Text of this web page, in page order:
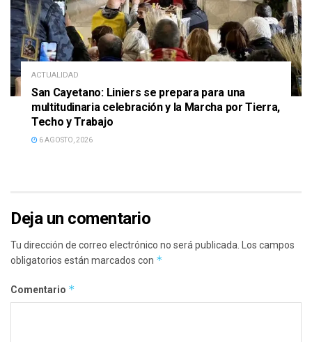
ACTUALIDAD
San Cayetano: Liniers se prepara para una
multitudinaria celebración y la Marcha por Tierra,
Techo y Trabajo
6 AGOSTO, 2026
Deja un comentario
Tu dirección de correo electrónico no será publicada.
Los campos
obligatorios están marcados con *
Comentario *